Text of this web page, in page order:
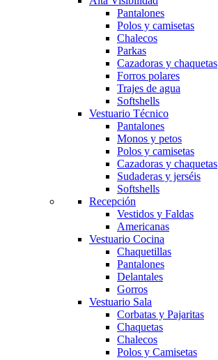
Pantalones
Polos y camisetas
Chalecos
Parkas
Cazadoras y chaquetas
Forros polares
Trajes de agua
Softshells
Vestuario Técnico
Pantalones
Monos y petos
Polos y camisetas
Cazadoras y chaquetas
Sudaderas y jerséis
Softshells
Recepción
Vestidos y Faldas
Americanas
Vestuario Cocina
Chaquetillas
Pantalones
Delantales
Gorros
Vestuario Sala
Corbatas y Pajaritas
Chaquetas
Chalecos
Polos y Camisetas